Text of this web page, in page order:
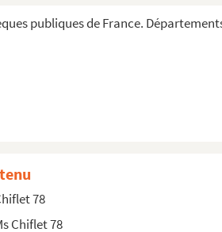
publiques de France.
de Bourgogne, avec l'in...
Philippe II, par Strada
par Pontaimeri
entre l'empereur Rod...
au moyen de 25, 0...
78
Chiflet 78